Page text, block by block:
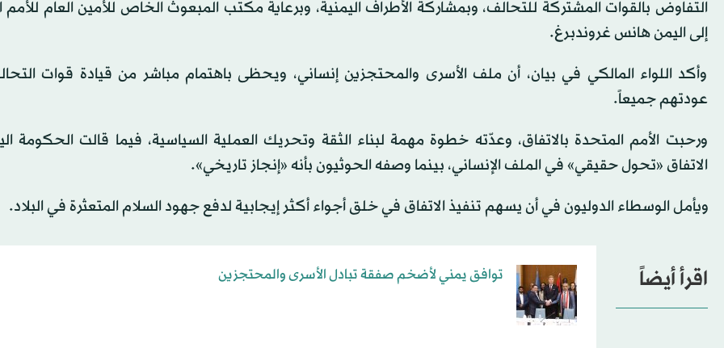
التفاوض بالقوات المشتركة للتحالف، وبمشاركة الأطراف اليمنية، وبرعاية مكتب المبعوث الخاص للأمين العام للأمم
إلى اليمن هانس غروندبرغ.
وأكد اللواء المالكي في بيان، أن ملف الأسرى والمحتجزين إنساني، ويحظى باهتمام مباشر من قيادة قوات
عودتهم جميعاً.
ورحبت الأمم المتحدة بالاتفاق، وعدّته خطوة مهمة لبناء الثقة وتحريك العملية السياسية، فيما قالت الحكومة
الاتفاق «تحول حقيقي» في الملف الإنساني، بينما وصفه الحوثيون بأنه «إنجاز تاريخي».
ويأمل الوسطاء الدوليون في أن يسهم تنفيذ الاتفاق في خلق أجواء أكثر إيجابية لدفع جهود السلام المتعثرة في البلاد.
اقرأ أيضاً توافق يمني لأضخم صفقة تبادل الأسرى والمحتجزين